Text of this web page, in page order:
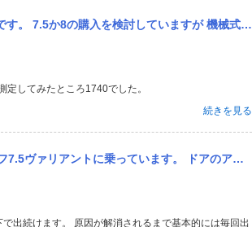
のため幅の制限があります 1850mmまでなので全幅はOKなのですが パレットの底面...
してみたところ1740でした。
続きを見る
りキーレスの不具合と言う警告が出るのですが、修理までの間この警告灯、音はずっと...